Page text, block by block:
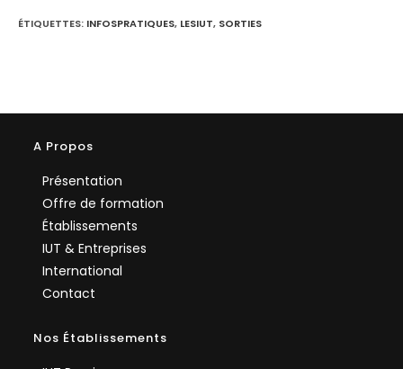
ÉTIQUETTES: INFOSPRATIQUES, LESIUT, SORTIES
A Propos
Présentation
Offre de formation
Établissements
IUT & Entreprises
International
Contact
Nos Établissements